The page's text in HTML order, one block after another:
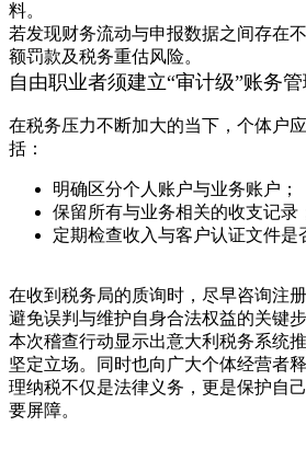
料。
若发现财务流动与申报数据之间存在
额罚款及税务重估风险。
自由职业者须建立“审计级”账务
在税务压力不断加大的当下，个体户
括：
明确区分个人账户与业务账户；
保留所有与业务相关的收支记录
定期检查收入与客户认证文件是
在收到税务局的质询时，尽早咨询注
避免误判与维护自身合法权益的关键步
本次稽查行动显示出意大利税务系统
坚定立场。同时也向广大个体经营者
理纳税不仅是法律义务，更是保护自
要屏障。